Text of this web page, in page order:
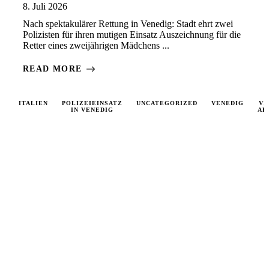
8. Juli 2026
Nach spektakulärer Rettung in Venedig: Stadt ehrt zwei
Polizisten für ihren mutigen Einsatz Auszeichnung für die
Retter eines zweijährigen Mädchens ...
READ MORE
ITALIEN
POLIZEIEINSATZ
IN VENEDIG
UNCATEGORIZED VENEDIG